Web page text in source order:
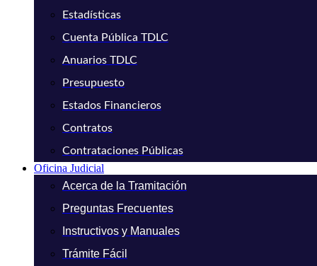
Estadísticas
Cuenta Pública TDLC
Anuarios TDLC
Presupuesto
Estados Financieros
Contratos
Contrataciones Públicas
Oficina Judicial
Acerca de la Tramitación
Preguntas Frecuentes
Instructivos y Manuales
Trámite Fácil